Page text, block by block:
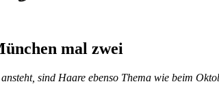
mal zwei
sind Haare ebenso Thema wie beim